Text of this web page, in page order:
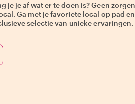
je je af wat er te doen is? Geen
Ga met je favoriete local op pad
selectie van unieke ervaringen.